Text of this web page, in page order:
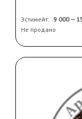
Эстимейт: 9 000 —
Не продано